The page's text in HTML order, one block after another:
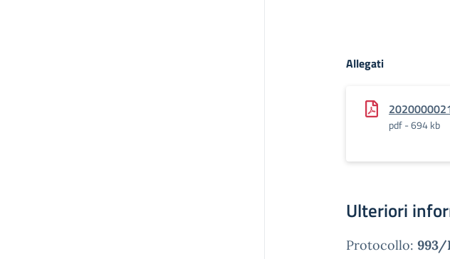
Allegati
pdf - 694 kb
Ulteriori
Protocollo: 993/